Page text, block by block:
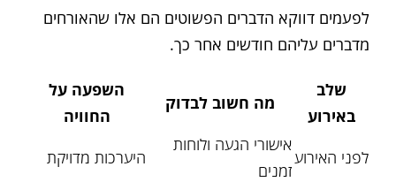
לפעמים דווקא הדברים הפשוטים הם אלו שהאורחים
מדברים עליהם חודשים אחר כך.
שלב
באירוע
מה חשוב לבדוק
השפעה על
החוויה
לפני האירוע
אישורי הגעה ולוחות
זמנים
היערכות מדויקת